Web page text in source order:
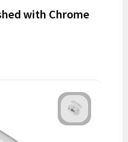
with Chrome